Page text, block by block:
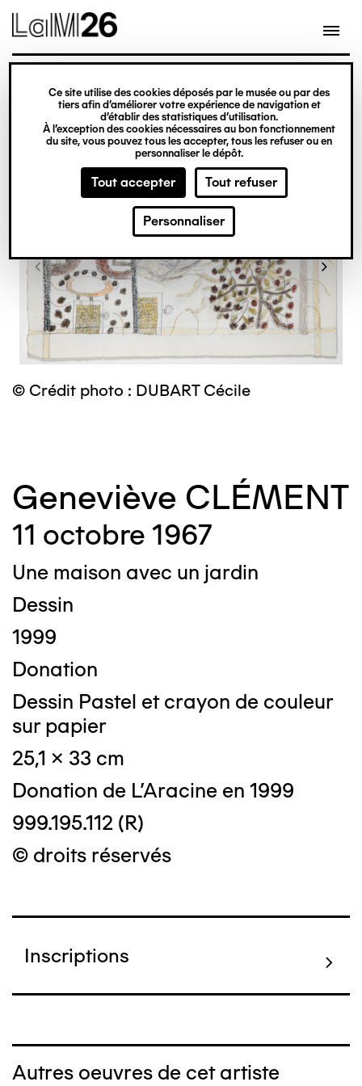
Gestion des cookies
Ce site utilise des cookies déposés par le musée ou par des
tiers afin d’améliorer votre expérience de navigation et
d’établir des statistiques d’utilisation.
À l’exception des cookies nécessaires au bon fonctionnement
du site, vous pouvez tous les accepter, tous les refuser ou en
personnaliser le dépôt.
Tout accepter Tout refuser
Personnaliser
contenu
© Crédit photo : DUBART Cécile
Geneviève CLÉMENT
11 octobre 1967
Une maison avec un jardin
Dessin
1999
Donation
Dessin Pastel et crayon de couleur
sur papier
25,1 x 33 cm
Donation de L'Aracine en 1999
999.195.112 (R)
© droits réservés
Inscriptions
Autres oeuvres de cet artiste